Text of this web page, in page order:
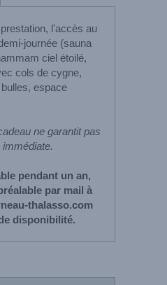
l'accès au
journée (sauna
ciel étoilé,
cols de cygne,
espace
ne garantit pas
pendant un an,
par mail à
thalasso.com
disponibilité.